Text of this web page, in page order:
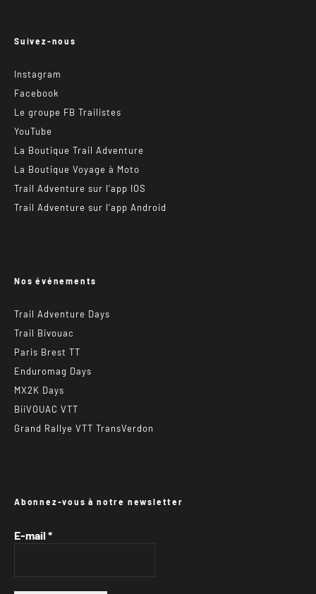
Suivez-nous
Instagram
Facebook
Le groupe FB Trailistes
YouTube
La Boutique Trail Adventure
La Boutique Voyage à Moto
Trail Adventure sur l’app IOS
Trail Adventure sur l’app Android
Nos événements
Trail Adventure Days
Trail Bivouac
Paris Brest TT
Enduromag Days
MX2K Days
BiiVOUAC VTT
Grand Rallye VTT TransVerdon
Abonnez-vous à notre newsletter
E-mail *